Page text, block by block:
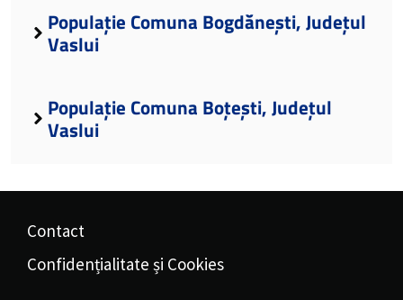
Populație Comuna Bogdănești, Județul
Vaslui
Populație Comuna Boțești, Județul
Vaslui
Contact
Confidențialitate și Cookies